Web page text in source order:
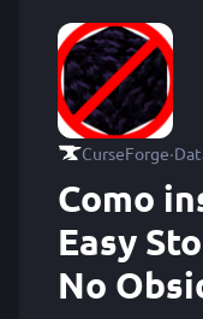
CurseForge·
Como
Easy
No